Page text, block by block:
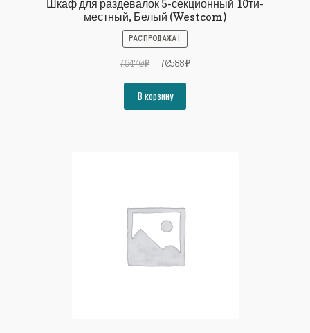
Шкаф для раздевалок 5-секционный 10ти-
местный, Белый (Westcom)
РАСПРОДАЖА!
76470₽
Первоначальная
составляла
76470₽.
70588₽Текущая
В корзину